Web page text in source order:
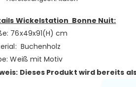
Wickelstation Bonne Nuit:
76x49x91(H) cm
Buchenholz
Weiß mit Motiv
Dieses Produkt wird bereits